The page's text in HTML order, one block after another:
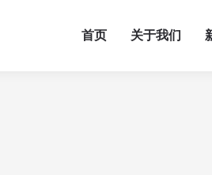
首页 关于我们